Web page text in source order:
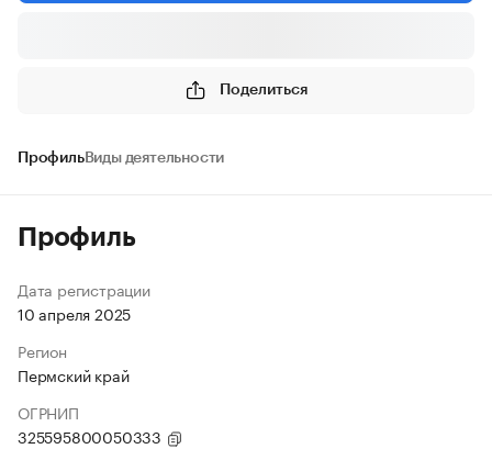
Поделиться
ПрофильВиды деятельности
Профиль
Дата регистрации
10 апреля 2025
Регион
Пермский край
ОГРНИП
325595800050333